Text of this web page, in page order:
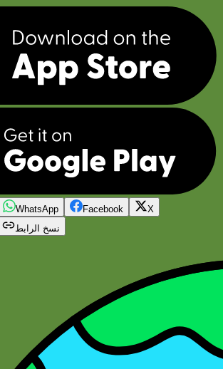
WhatsApp Facebook
X
نسخ الرابط